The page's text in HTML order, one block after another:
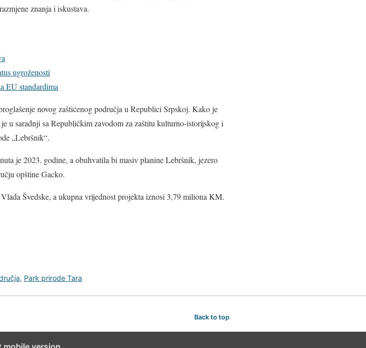
znanja i iskustava.
ugroženosti
EU standardima
novog zaštićenog područja u Republici Srpskoj. Kako je
u saradnji sa Republičkim zavodom za zaštitu kulturno-istorijskog i
„Lebršnik“.
je 2023. godine, a obuhvatila bi masiv planine Lebršnik, jezero
opštine Gacko.
Švedske, a ukupna vrijednost projekta iznosi 3,79 miliona KM.
, Park prirode Tara
Back to top